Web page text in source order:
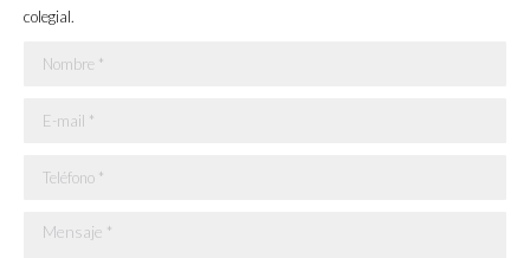
colegial.
Nombre *
E-mail *
Teléfono *
Mensaje *